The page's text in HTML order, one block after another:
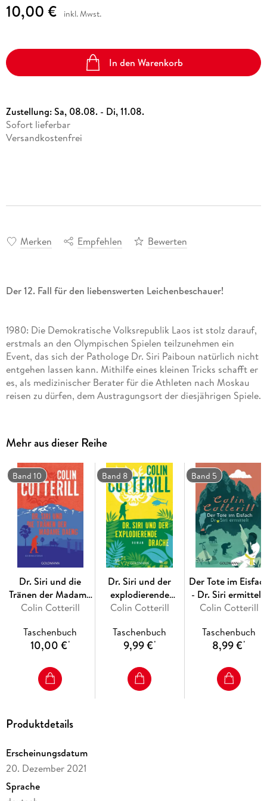
10,00 € inkl. Mwst.
In den Warenkorb
Zustellung:Sa, 08.08. - Di, 11.08.
Sofort lieferbar
Versandkostenfrei
Merken Empfehlen Bewerten
Der 12. Fall für den liebenswerten Leichenbeschauer!
1980: Die Demokratische Volksrepublik Laos ist stolz darauf,
erstmals an den Olympischen Spielen teilzunehmen ein
Event, das sich der Pathologe Dr. Siri Paiboun natürlich nicht
entgehen lassen kann. Mithilfe eines kleinen Tricks schafft er
es, als medizinischer Berater für die Athleten nach Moskau
reisen zu dürfen, dem Austragungsort der diesjährigen Spiele.
Athlet des Mordes beschuldigt wird, muss Siri alles
daransetzen, dass am Ende die Gerechtigkeit siegt.
Mehr aus dieser Reihe
Band 10
Dr. Siri und die
Tränen der Madame
Daeng
Colin Cotterill
Taschenbuch
10,00 €*
Band 8
Dr. Siri und der
explodierende
Drache
Colin Cotterill
Taschenbuch
9,99 €*
Band 5
Der Tote im
- Dr. Siri ermittelt.
Colin Cotterill
Taschenbuch
8,99 €*
Produktdetails
Erscheinungsdatum
20. Dezember 2021
Sprache